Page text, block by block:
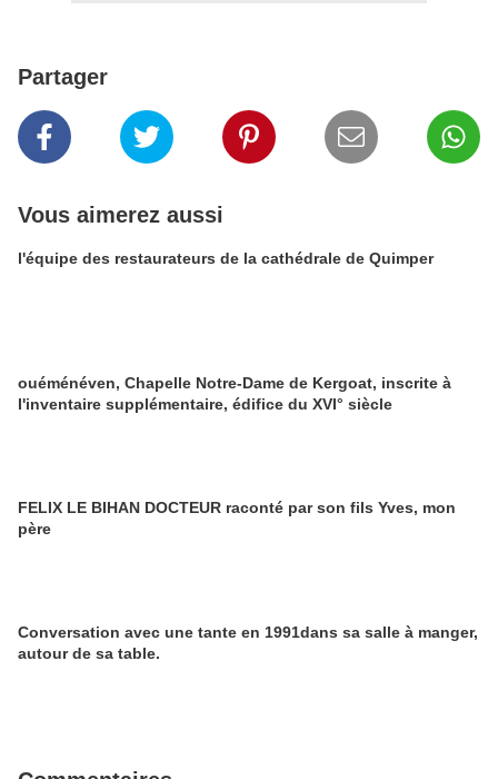
Partager
Vous aimerez aussi
l'équipe des restaurateurs de la cathédrale de Quimper
ouéménéven, Chapelle Notre-Dame de Kergoat, inscrite à
l'inventaire supplémentaire, édifice du XVI° siècle
FELIX LE BIHAN DOCTEUR raconté par son fils Yves, mon
père
Conversation avec une tante en 1991dans sa salle à manger,
autour de sa table.